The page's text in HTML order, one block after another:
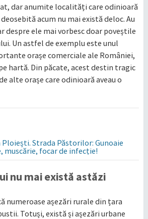
dar anumite localități care odinioară
acum nu mai există deloc. Au
despre ele mai vorbesc doar poveștile
Un astfel de exemplu este unul
orașe comerciale ale României,
hartă. Din păcate, acest destin tragic
alte orașe care odinioară aveau o
Strada Păstorilor: Gunoaie
muscărie, focar de infecție!
nu mai există astăzi
numeroase așezări rurale din țara
Totuși, există și așezări urbane